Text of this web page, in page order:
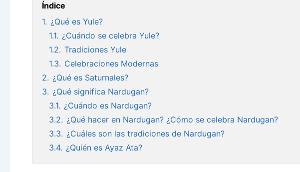
Índice
1. ¿Qué es Yule?
1.1. ¿Cuándo se celebra Yule?
1.2. Tradiciones Yule
1.3. Celebraciones Modernas
2. ¿Qué es Saturnales?
3. ¿Qué significa Nardugan?
3.1. ¿Cuándo es Nardugan?
3.2. ¿Qué hacer en Nardugan? ¿Cómo se celebra Nardugan?
3.3. ¿Cuáles son las tradiciones de Nardugan?
3.4. ¿Quién es Ayaz Ata?